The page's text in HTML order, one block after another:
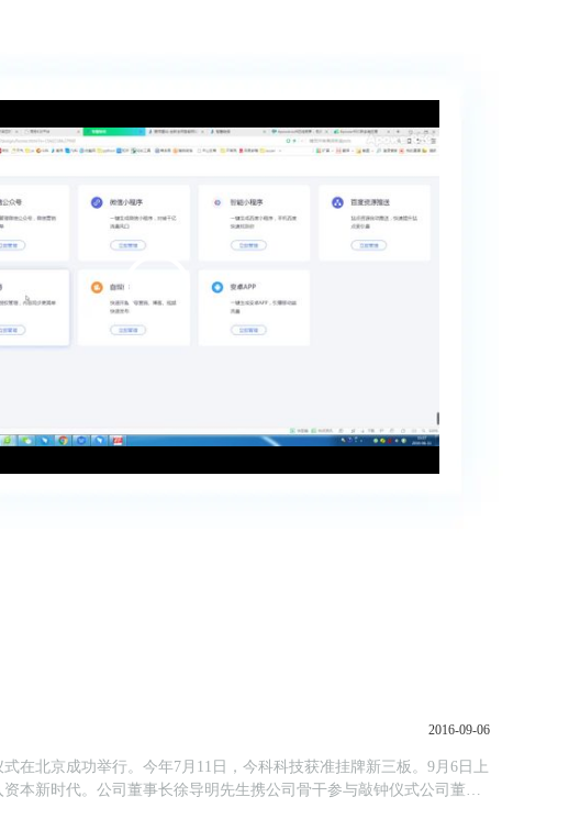
2016-09-06
在北京成功举行。今年7月11日，今科科技获准挂牌新三板。9月6日上
本新时代。公司董事长徐导明先生携公司骨干参与敲钟仪式公司董事